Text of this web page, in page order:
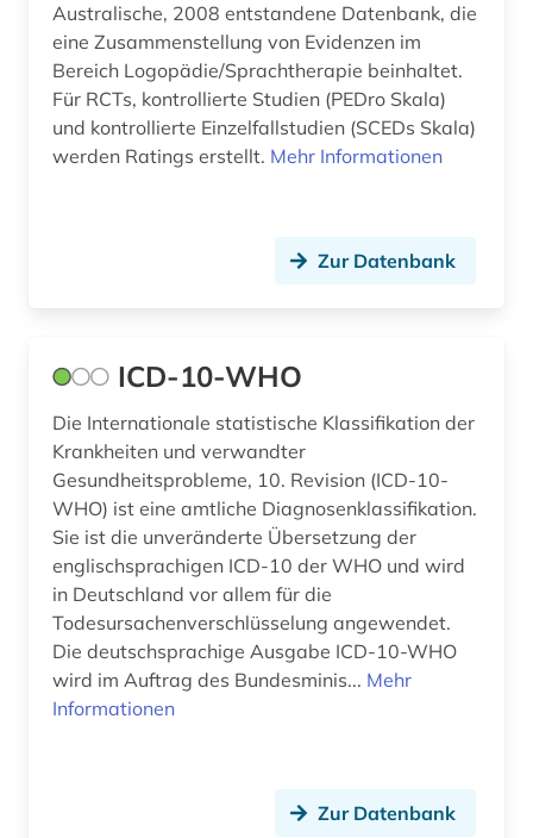
ausenhandelswirtschaft (1)
ausfalleffekt (1)
ausgabe (1)
auslandsinvestition (2)
auslandsschulden (3)
auslandsvermögen (1)
auslandsverschuldung (3)
ausschreibung (1)
aussprache (1)
ausstellung (1)
Australische, 2008 entstandene Datenbank, die
eine Zusammenstellung von Evidenzen im
Bereich Logopädie/Sprachtherapie beinhaltet.
Für RCTs, kontrollierte Studien (PEDro Skala)
und kontrollierte Einzelfallstudien (SCEDs Skala)
werden Ratings erstellt. Mehr Informationen
Zur Datenbank
ICD-10-WHO
Die Internationale statistische Klassifikation der
Krankheiten und verwandter
Gesundheitsprobleme, 10. Revision (ICD-10-
WHO) ist eine amtliche Diagnosenklassifikation.
Sie ist die unveränderte Übersetzung der
englischsprachigen ICD-10 der WHO und wird
in Deutschland vor allem für die
Todesursachenverschlüsselung angewendet.
Die deutschsprachige Ausgabe ICD-10-WHO
wird im Auftrag des Bundesminis... Mehr
Informationen
Zur Datenbank